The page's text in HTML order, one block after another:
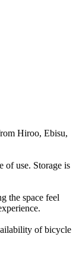
Hiroo, Ebisu,
of use. Storage is
the space feel
of bicycle